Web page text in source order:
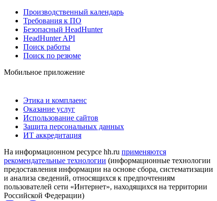
Производственный календарь
Требования к ПО
Безопасный HeadHunter
HeadHunter API
Поиск работы
Поиск по резюме
Мобильное приложение
Этика и комплаенс
Оказание услуг
Использование сайтов
Защита персональных данных
ИТ аккредитация
На информационном ресурсе hh.ru применяются
рекомендательные технологии (информационные технологии
предоставления информации на основе сбора, систематизации
и анализа сведений, относящихся к предпочтениям
пользователей сети «Интернет», находящихся на территории
Российской Федерации)